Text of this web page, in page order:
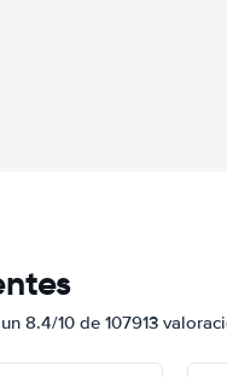
8.4/10 de 107913